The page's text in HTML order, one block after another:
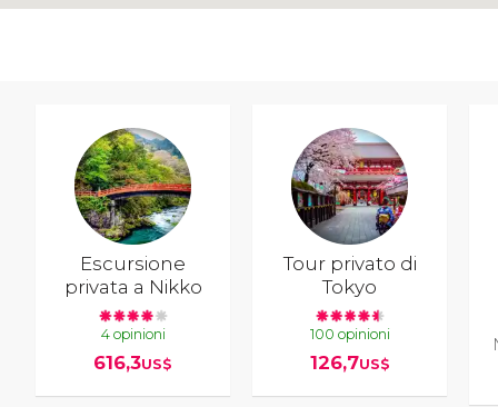
Escursione
privata a Nikko
4 opinioni
616,3US$
Tour privato di
Tokyo
100 opinioni
126,7US$